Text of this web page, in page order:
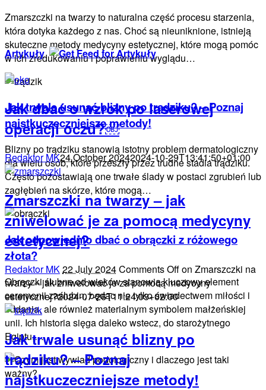
Zmarszczki na twarzy to naturalna część procesu starzenia,
która dotyka każdego z nas. Choć są nieuniknione, istnieją
skuteczne metody medycyny estetycznej, które mogą pomóc
w ich zredukowaniu i poprawieniu wyglądu…
Jak trwale usunąć blizny po trądziku? – Poznaj
najstkuczeczniejsze metody!
Blizny po trądziku stanowią istotny problem dermatologiczny
dla wielu osób, które przeszły przez trudne stadia trądziku.
Często pozostawiają one trwałe ślady w postaci zgrubień lub
zagłębień na skórze, które mogą…
Jak odpowiednio dbać o obrączki z różowego
złota?
Obrączki ślubne od wieków stanowią kluczowy element
ceremonii zaślubin, będąc nie tylko świadectwem miłości i
oddania, ale również materialnym symbolem małżeńskiej
unii. Ich historia sięga daleko wstecz, do starożytnego
Egiptu,…
Artykuły
Jak dbać o wzrok po laserowej
operacji oczu?￼
Redaktor MK24 October 20242024-10-29T13:41:50+01:00
Zmarszczki na twarzy – jak
zniwelować je za pomocą medycyny
estetycznej?
Redaktor MK22 July 2024Comments Offon Zmarszczki na
twarzy – jak zniwelować je za pomocą medycyny
estetycznej?2024-07-26T11:24:03+02:00
Jak trwale usunąć blizny po
trądziku? – Poznaj
najstkuczeczniejsze metody!